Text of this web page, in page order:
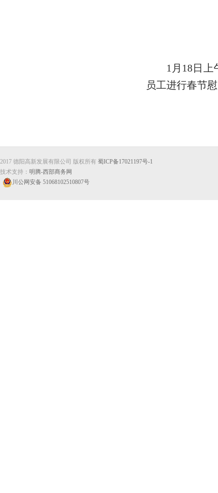
1月 18 日上
员工进行春节
2017 德阳高新发展有限公司 版权所有 蜀ICP备17021197号-1
技术支持： 明腾-西部商务网
川公网安备 51068102510807号